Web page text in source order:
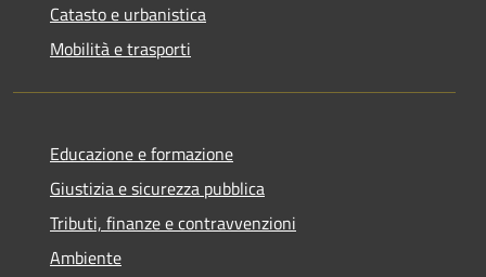
Catasto e urbanistica
Mobilità e trasporti
Educazione e formazione
Giustizia e sicurezza pubblica
Tributi, finanze e contravvenzioni
Ambiente